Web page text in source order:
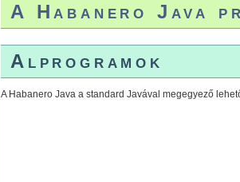
A Habanero Java
Alprogramok
A Habanero Java a standard Javával megegyező